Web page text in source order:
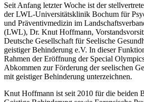
Seit Anfang letzter Woche ist der
der LWL-Universitätsklinik Bochum für
und Präventivmedizin im
(LWL), Dr. Knut Hoffmann,
Deutsche Gesellschaft für Seelische
geistiger Behinderung e.V. In dieser
Rahmen der Eröffnung der Special
Abkommen zur Förderung der seelischen
mit geistiger Behinderung unterzeichnen.
Knut Hoffmann ist seit 2010 für die beiden